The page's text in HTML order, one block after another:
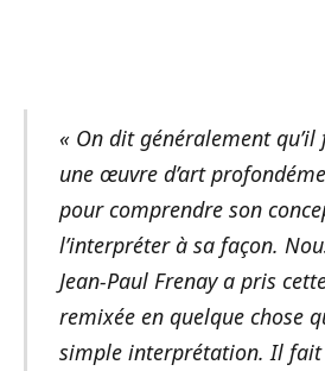
« On dit généralement
une œuvre d’art
pour comprendre son
l’interpréter à sa façon.
Jean-Paul Frenay a pris
remixée en quelque chose
simple interprétation. Il fait